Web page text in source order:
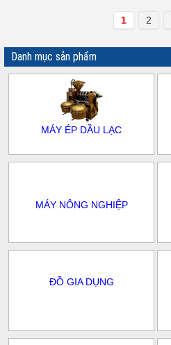
1 2
Danh mục sản phẩm
MÁY ÉP DẦU LẠC
MÁY NÔNG NGHIỆP
ĐỒ GIA DỤNG